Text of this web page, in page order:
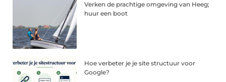
Verken de prachtige omgeving van Heeg;
huur een boot
Hoe verbeter je je site structuur voor
Google?